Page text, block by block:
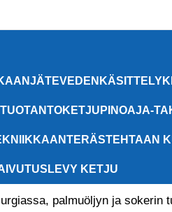
PINOAJA-
TERÄSTEHTAAN
KETJU
palmuöljyn ja sokerin